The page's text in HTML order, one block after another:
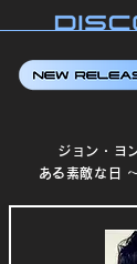
ジョン・ヨ
ある素敵な日